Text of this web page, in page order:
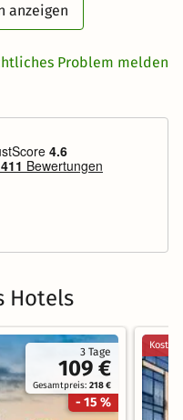
anzeigen
Problem melden
Hotels
3 Tage
109 €
Gesamtpreis:218 €
- 15 %